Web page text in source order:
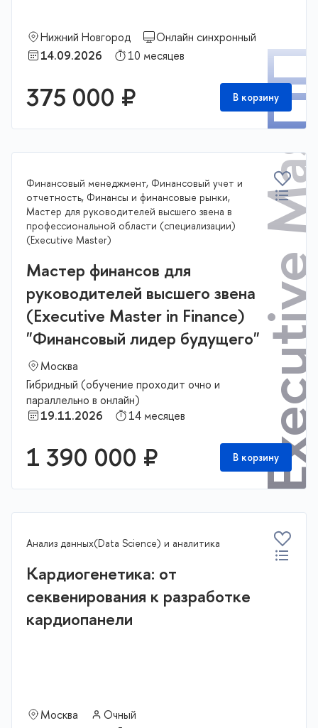
Нижний Новгород
Онлайн синхронный
14.09.2026
10 месяцев
375 000 ₽ В корзину
Финансовый менеджмент, Финансовый учет и
отчетность, Финансы и финансовые рынки,
Мастер для руководителей высшего звена в
профессиональной области (специализации)
(Executive Master)
Мастер финансов для
руководителей высшего звена
(Executive Master in Finance)
"Финансовый лидер будущего"
Москва
Гибридный (обучение проходит очно и
параллельно в онлайн)
19.11.2026
14 месяцев
1 390 000 ₽ В корзину
Анализ данных(Data Science) и аналитика
Кардиогенетика: от
секвенирования к разработке
кардиопанели
Москва
Очный